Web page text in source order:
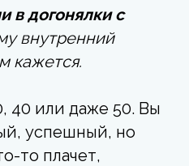
в догонялки с
внутренний
кажется.
40 или даже 50. Вы
успешный, но
то плачет,